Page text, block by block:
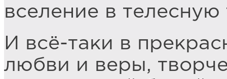
вселение в
И всё-таки в
любви и веры,